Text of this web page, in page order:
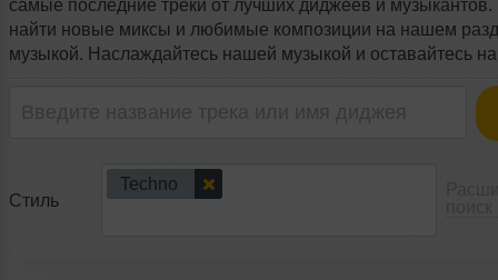
самые последние треки от лучших диджеев и
найти новые миксы и любимые композиции на нашем
музыкой. Наслаждайтесь нашей музыкой и оставайтесь
Стиль
Techno